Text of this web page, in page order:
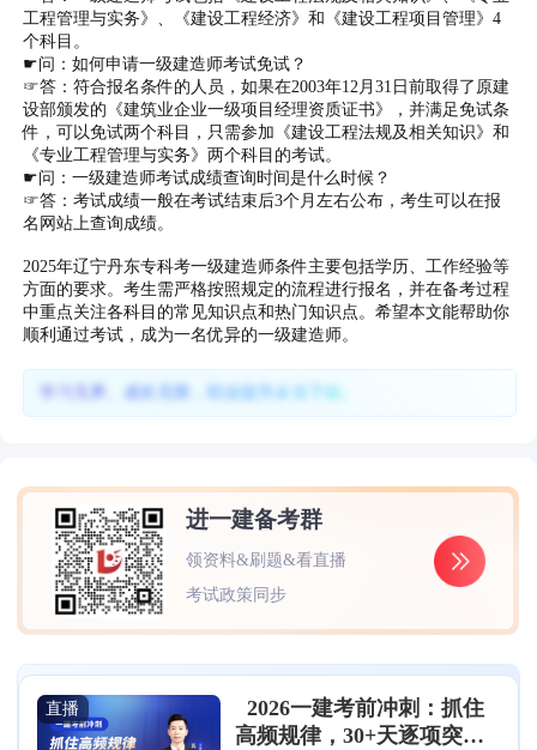
工程管理与实务》、《建设工程经济》和《建设工程项目管理》4
个科目。
☛问：如何申请一级建造师考试免试？
☞答：符合报名条件的人员，如果在2003年12月31日前取得了原建
设部颁发的《建筑业企业一级项目经理资质证书》，并满足免试条
件，可以免试两个科目，只需参加《建设工程法规及相关知识》和
《专业工程管理与实务》两个科目的考试。
☛问：一级建造师考试成绩查询时间是什么时候？
☞答：考试成绩一般在考试结束后3个月左右公布，考生可以在报
名网站上查询成绩。
2025年辽宁丹东专科考一级建造师条件主要包括学历、工作经验等
方面的要求。考生需严格按照规定的流程进行报名，并在备考过程
中重点关注各科目的常见知识点和热门知识点。希望本文能帮助你
顺利通过考试，成为一名优异的一级建造师。
学习无界、成长无限，职业提升从当下始。
进一建备考群
领资料&刷题&看直播
考试政策同步
直播
2026一建考前冲刺：抓住
高频规律，30+天逐项突破